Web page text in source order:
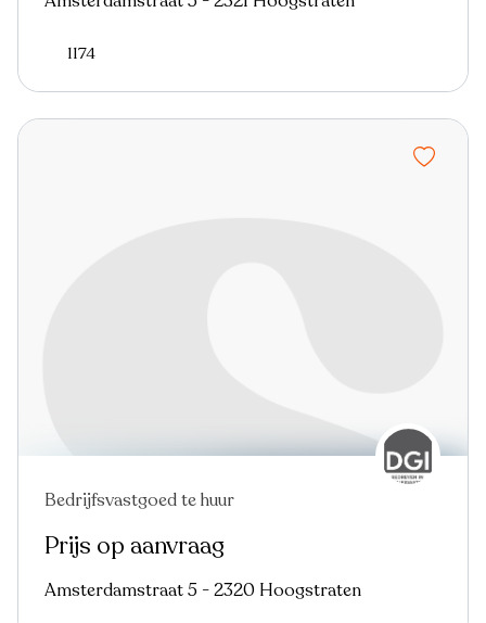
1174
Bedrijfsvastgoed te huur
Prijs op aanvraag
Amsterdamstraat 5 - 2320 Hoogstraten